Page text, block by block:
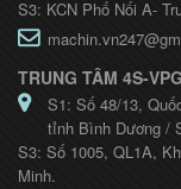
S3: KCN Phố Nối A-
TRUNG TÂM 4S-
S1: Số 48/13,
tỉnh Bình Dương /
S3: Số 1005, QL1A,
Minh.